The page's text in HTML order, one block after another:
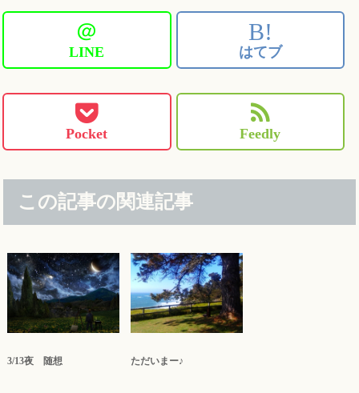
＠
LINE
B!
はてブ
Pocket Feedly
この記事の関連記事
3/13夜 随想 ただいまー♪